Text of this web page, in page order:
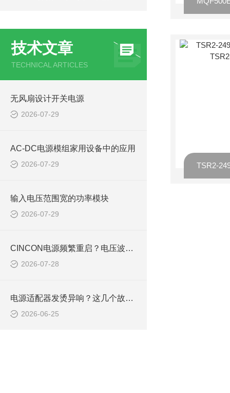
技术文章
TECHNICAL ARTICLES
无风扇设计开关电源
2026-07-29
AC-DC电源模组家用设备中的应用
2026-07-29
输入电压范围宽的功率模块
2026-07-29
CINCON电源频繁重启？电压波动与布线问题排查方案
2026-07-28
电源适配器发烫异响？这几个故障原因快速排查
2026-06-25